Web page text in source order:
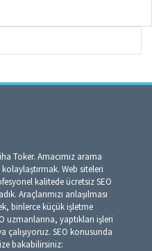
Toker. Amacımız arama
Web siteleri
kalitede ücretsiz SEO
Araçlarımızı anlaşılması
binlerce küçük işletme
uzmanlarına, yaptıkları işleri
çalışıyoruz. SEO konusunda
bakabilirsiniz: